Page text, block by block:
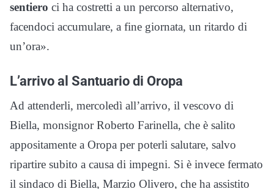
sentiero ci ha costretti a un percorso alternativo,
facendoci accumulare, a fine giornata, un ritardo di
un’ora».
L’arrivo al Santuario di Oropa
Ad attenderli, mercoledì all’arrivo, il vescovo di
Biella, monsignor Roberto Farinella, che è salito
appositamente a Oropa per poterli salutare, salvo
ripartire subito a causa di impegni. Si è invece fermato
il sindaco di Biella, Marzio Olivero, che ha assistito